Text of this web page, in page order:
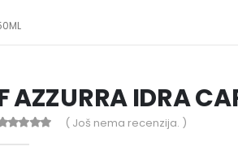
AZZURRA IDRA
( Još nema recenzija. )